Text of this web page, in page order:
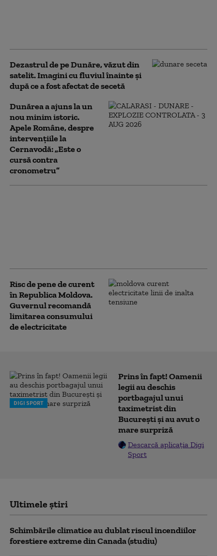
Dezastrul de pe Dunăre, văzut din
satelit. Imagini cu fluviul înainte și
după ce a fost afectat de secetă
Dunărea a ajuns la un
nou minim istoric.
Apele Române, despre
intervențiile la
Cernavodă: „Este o
cursă contra
cronometru”
Risc de pene de curent
în Republica Moldova.
Guvernul recomandă
limitarea consumului
de electricitate
DIGI SPORT
Prins în fapt! Oamenii
legii au deschis
portbagajul unui
taximetrist din
București și au avut o
mare surpriză
Descarcă aplicația Digi
Sport
Ultimele știri
Schimbările climatice au dublat riscul incendiilor
forestiere extreme din Canada (studiu)